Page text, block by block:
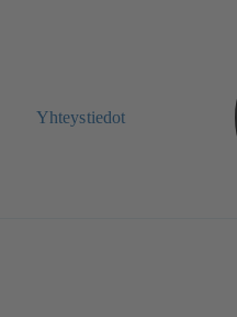
Yhteystiedot